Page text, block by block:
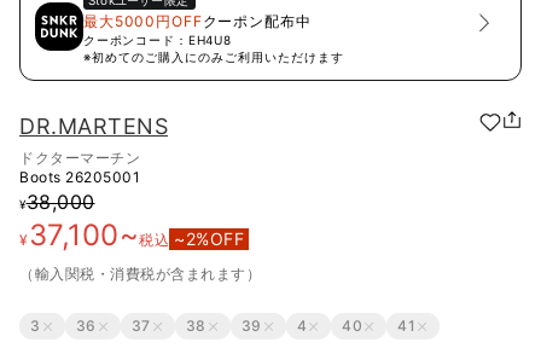
最大5000円OFFクーポン配布中
クーポンコード： EH4U8
※初めてのご購入にのみご利用いただけます
DR.MARTENS
ドクターマーチン
Boots 26205001
¥38,000
¥ 37,100~税込 ~2%OFF
（輸入関税・消費税が含まれます）
3 36 37 38 39 4 40 41